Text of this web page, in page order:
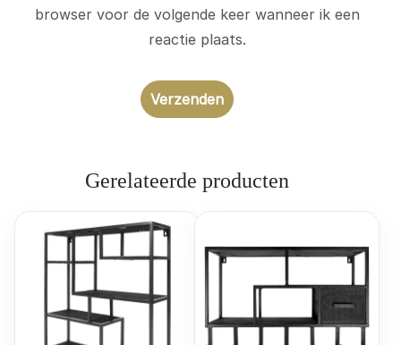
browser voor de volgende keer wanneer ik een
reactie plaats.
Gerelateerde producten